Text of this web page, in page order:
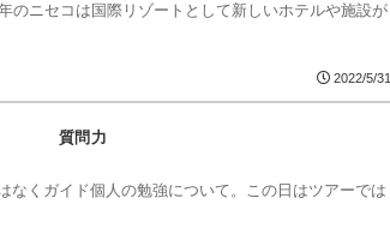
のニセコは国際リゾートとして新しいホテルや施設が
2022/5/31
質問力
なくガイド個人の勉強について。この日はツアーでは